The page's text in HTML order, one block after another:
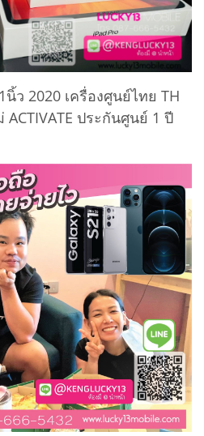
นิ้ว 2020 เครื่องศูนย์ไทย TH
ประกันศูนย์ 1 ปี